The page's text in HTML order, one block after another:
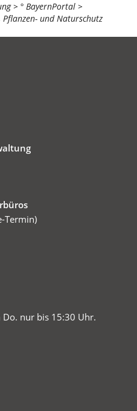
° BayernPortal
Pflanzen- und Naturschutz
Termin)
nur bis 15:30 Uhr.